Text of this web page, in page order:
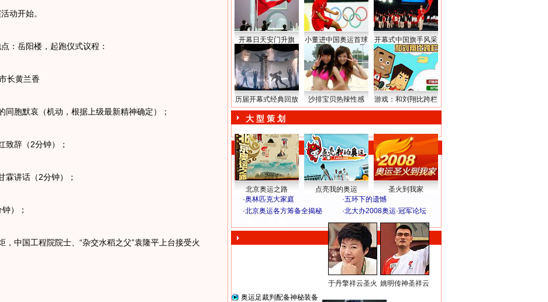
动开始。
岳阳楼，起跑仪式议程：
长黄兰香
胞默哀（机动，根据上级最新精神确定）；
辞（2分钟）；
讲话（2分钟）；
）；
中国工程院院士、“杂交水稻之父”袁隆平上台接受火
开幕日天安门升旗 小董进中国奥运首球 开幕式中国旗手风采
历届开幕式经典回放 沙排宝贝热辣性感 游戏：和刘翔比跨栏
大 型 策 划
北京奥运之路 点亮我的奥运
圣火到我家
·奥林匹克大家庭 ·五环下的遗憾
·北京奥运各方筹备全揭秘 ·北大办2008奥运·冠军论坛
于丹擎祥云圣火 姚明传神圣祥云
奥运足裁判配备神秘装备